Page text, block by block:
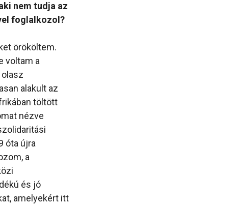
nem tudja az
foglalkozol?
örököltem.
voltam a
alakult az
töltött
nézve
óta újra
a
és jó
amelyekért itt